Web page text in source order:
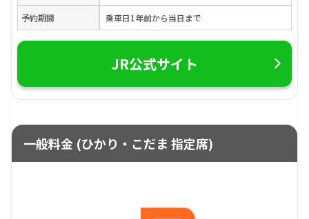
予約期間 乗車日1年前から当日まで
JR公式サイト
一般料金 (ひかり・こだま 指定席)